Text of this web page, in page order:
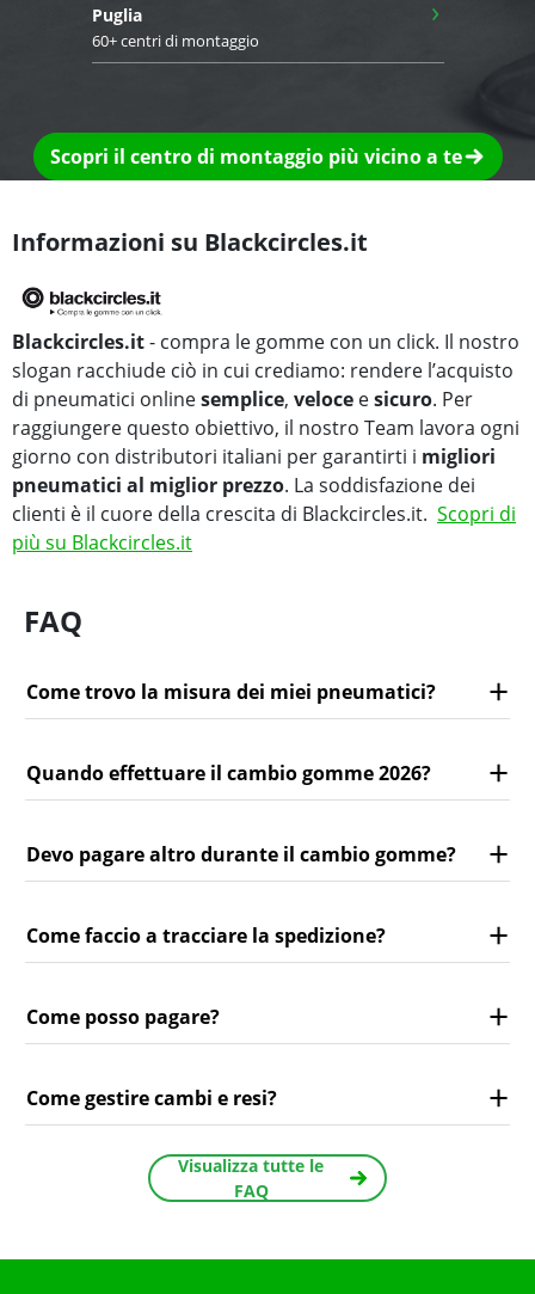
Puglia
60+ centri di montaggio
›
Scopri il centro di montaggio più vicino a te
Informazioni su Blackcircles.it
Blackcircles.it- compra le gomme con un click. Il nostro
slogan racchiude ciò in cui crediamo: rendere l’acquisto
di pneumatici onlinesemplice, veloce esicuro. Per
raggiungere questo obiettivo, il nostro Team lavora ogni
giorno con distributori italiani per garantirti i migliori
pneumatici al miglior prezzo. La soddisfazione dei
clienti è il cuore della crescita di Blackcircles.it. Scopri di
più su Blackcircles.it
FAQ
Come trovo la misura dei miei pneumatici?
Quando effettuare il cambio gomme 2026?
Devo pagare altro durante il cambio gomme?
Come faccio a tracciare la spedizione?
Come posso pagare?
Come gestire cambi e resi?
Visualizza tutte le
FAQ